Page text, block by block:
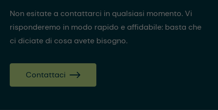
Non esitate a contattarci in qualsiasi momento. Vi
risponderemo in modo rapido e affidabile: basta che
ci diciate di cosa avete bisogno.
Contattaci